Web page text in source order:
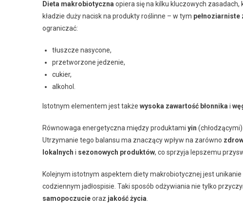
Dieta makrobiotyczna opiera się na kilku kluczowych
kładzie duży nacisk na produkty roślinne – w tym pełnoziarniste
ograniczać:
tłuszcze nasycone,
przetworzone jedzenie,
cukier,
alkohol.
Istotnym elementem jest także wysoka zawartość błonnika i
Równowaga energetyczna między produktami yin
Utrzymanie tego balansu ma znaczący wpływ na zarówno
lokalnych i sezonowych produktów, co sprzyja lepszemu
Kolejnym istotnym aspektem diety makrobiotycznej jest unikanie
codziennym jadłospisie. Taki sposób odżywiania nie tylko
samopoczucieoraz jakość życia